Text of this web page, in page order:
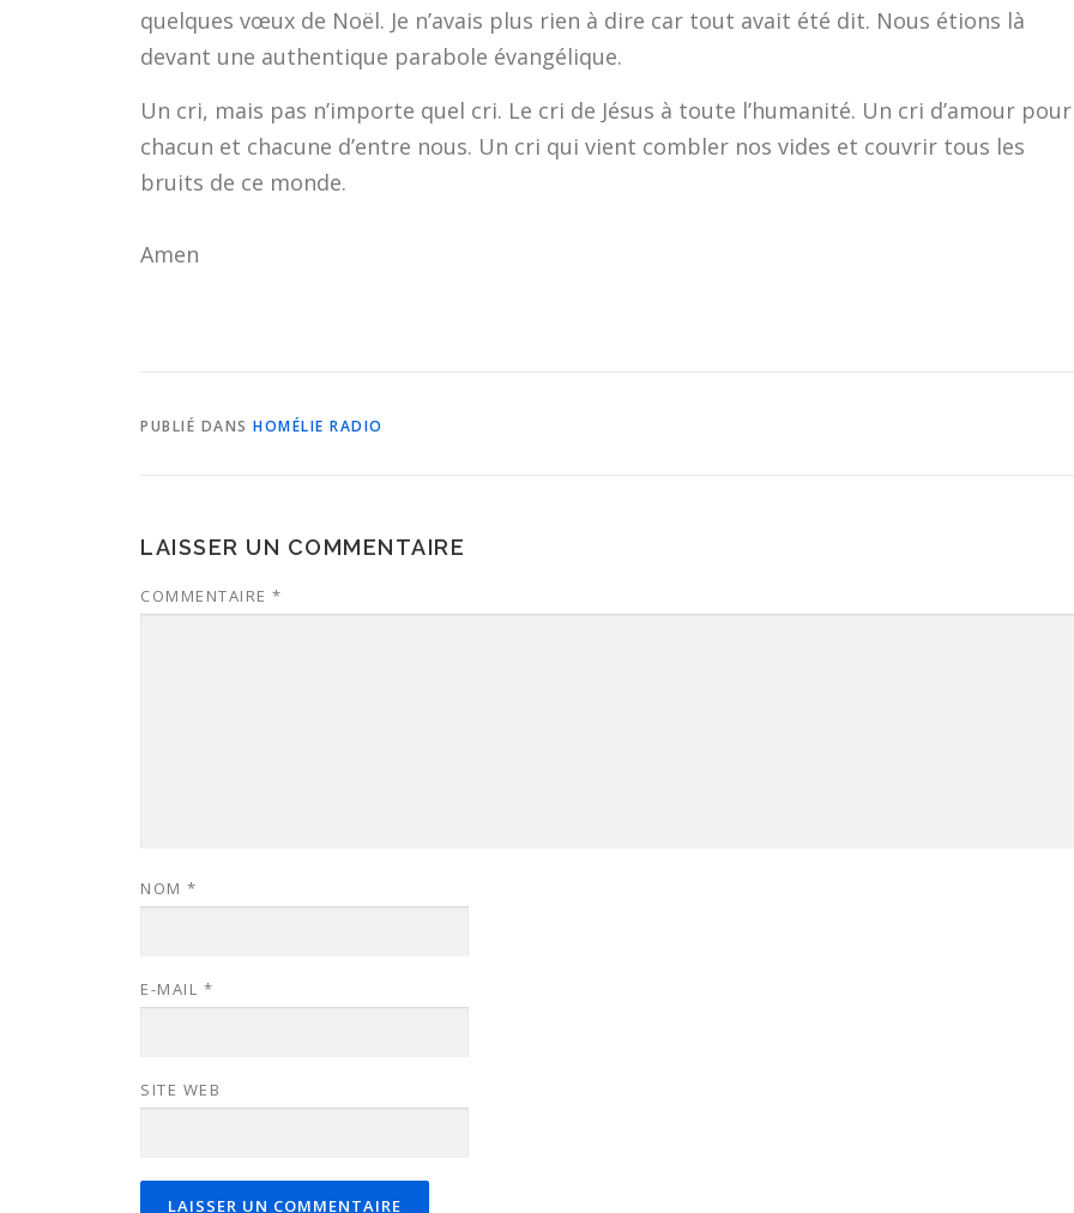
quelques vœux de Noël. Je n’avais plus rien à dire car tout avait été dit. Nous étions là
devant une authentique parabole évangélique.
Un cri, mais pas n’importe quel cri. Le cri de Jésus à toute l’humanité. Un cri d’amour pour
chacun et chacune d’entre nous. Un cri qui vient combler nos vides et couvrir tous les
bruits de ce monde.
Amen
PUBLIÉ DANS HOMÉLIE RADIO
LAISSER UN COMMENTAIRE
COMMENTAIRE *
NOM *
E-MAIL *
SITE WEB